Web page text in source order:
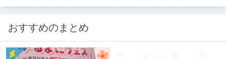
おすすめのまとめ